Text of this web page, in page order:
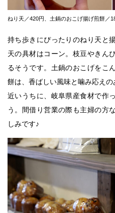
ねり天／420円、土鍋のおこげ揚げ煎餅／
持ち歩きにぴったりのねり天と
天の具材はコーン。枝豆やきん
るそうです。土鍋のおこげをこ
餅は、香ばしい風味と噛み応えの
近いうちに、岐阜県産食材で作
う。間借り営業の際も主婦の方
しみです♪